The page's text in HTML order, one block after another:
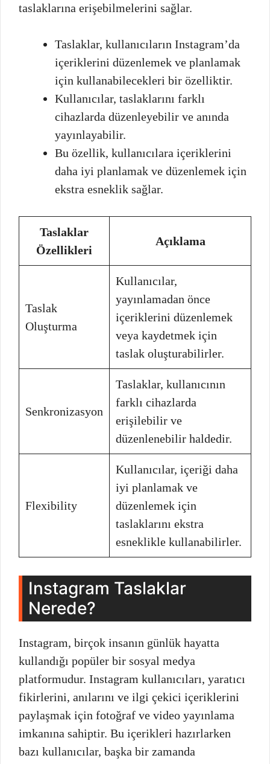
taslaklarına erişebilmelerini sağlar.
Taslaklar, kullanıcıların Instagram’da
içeriklerini düzenlemek ve planlamak
için kullanabilecekleri bir özelliktir.
Kullanıcılar, taslaklarını farklı
cihazlarda düzenleyebilir ve anında
yayınlayabilir.
Bu özellik, kullanıcılara içeriklerini
daha iyi planlamak ve düzenlemek için
ekstra esneklik sağlar.
Taslaklar
Özellikleri
Açıklama
Taslak
Oluşturma
Kullanıcılar,
yayınlamadan önce
içeriklerini düzenlemek
veya kaydetmek için
taslak oluşturabilirler.
Senkronizasyon
Taslaklar, kullanıcının
farklı cihazlarda
erişilebilir ve
düzenlenebilir haldedir.
Flexibility
Kullanıcılar, içeriği daha
iyi planlamak ve
düzenlemek için
taslaklarını ekstra
esneklikle kullanabilirler.
Instagram Taslaklar
Nerede?
Instagram, birçok insanın günlük hayatta
kullandığı popüler bir sosyal medya
platformudur. Instagram kullanıcıları, yaratıcı
fikirlerini, anılarını ve ilgi çekici içeriklerini
paylaşmak için fotoğraf ve video yayınlama
imkanına sahiptir. Bu içerikleri hazırlarken
bazı kullanıcılar, başka bir zamanda